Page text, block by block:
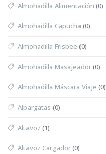
Almohadilla Alimentación (0)
Almohadilla Capucha (0)
Almohadilla Frisbee (0)
Almohadilla Masajeador(0)
Almohadilla Máscara Viaje (0)
Alpargatas (0)
Altavoz (1)
Altavoz Cargador(0)